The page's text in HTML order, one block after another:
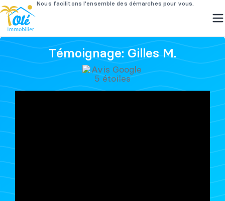
Passer
au
contenu
Témoignage: Gilles M.